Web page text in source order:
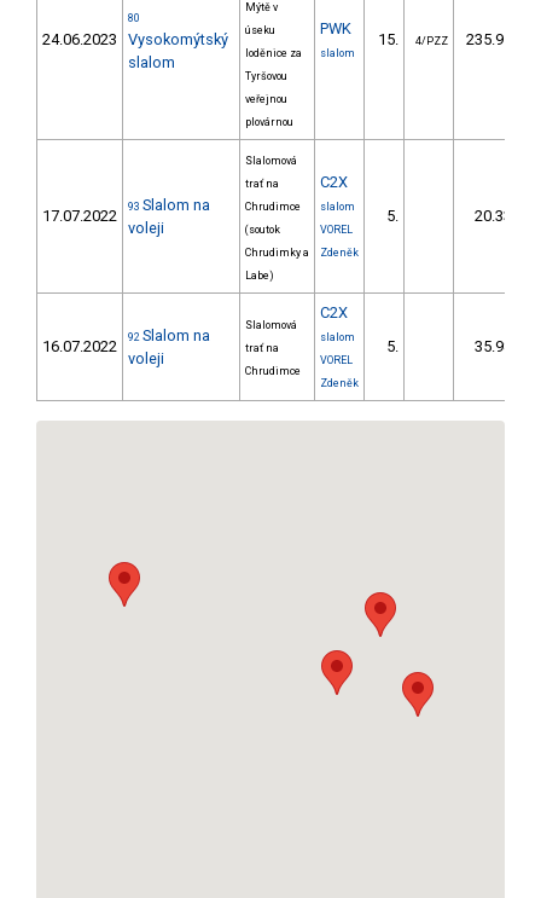
24.06.2023
80
Vysokomýtský
slalom
Mýtě v
úseku
loděnice za
Tyršovou
veřejnou
plovárnou
PWK
slalom
15. 4/PZZ 235.91
17.07.2022 93 Slalom na
voleji
Slalomová
trať na
Chrudimce
(soutok
Chrudimky a
Labe)
C2X
slalom
VOREL
Zdeněk
5. 20.33
16.07.2022 92 Slalom na
voleji
Slalomová
trať na
Chrudimce
C2X
slalom
VOREL
Zdeněk
5. 35.98